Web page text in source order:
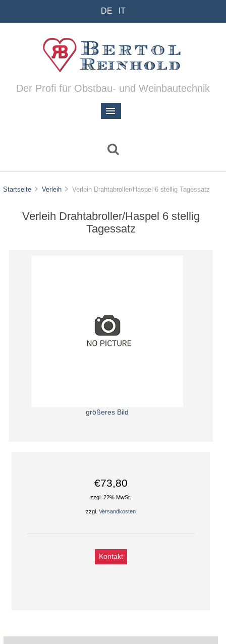
DE IT
Der Profi für Obstbau- und Weinbautechnik
Startseite Verleih Verleih Drahtabroller/Haspel 6 stellig Tagessatz
Verleih Drahtabroller/Haspel 6 stellig
Tagessatz
größeres Bild
€73,80
zzgl. 22% MwSt.
zzgl.Versandkosten
Kontakt